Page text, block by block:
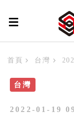
首頁 台灣
台灣
2022-01-19